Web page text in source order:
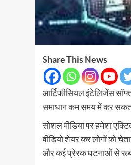
Share This News
आर्टिफीसियल इंटेलिजेंस
समाधान कम समय में कर
सोशल मीडिया पर हमेशा
वीडियो शेयर कर लोगों को
और कई प्रेरक घटनाओं से